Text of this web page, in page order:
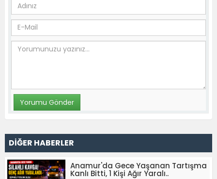
DİĞER HABERLER
Anamur'da Gece Yaşanan Tartışma
Kanlı Bitti, 1 Kişi Ağır Yaralı..